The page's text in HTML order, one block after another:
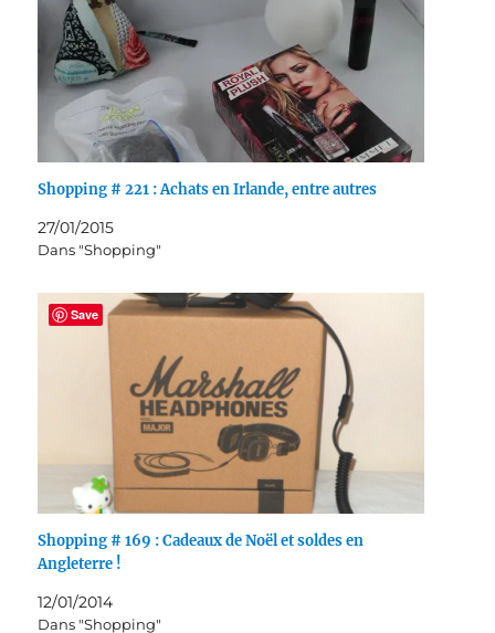
Shopping # 221 : Achats en Irlande, entre autres
27/01/2015
Dans "Shopping"
Shopping # 169 : Cadeaux de Noël et soldes en
Angleterre !
12/01/2014
Dans "Shopping"
Save